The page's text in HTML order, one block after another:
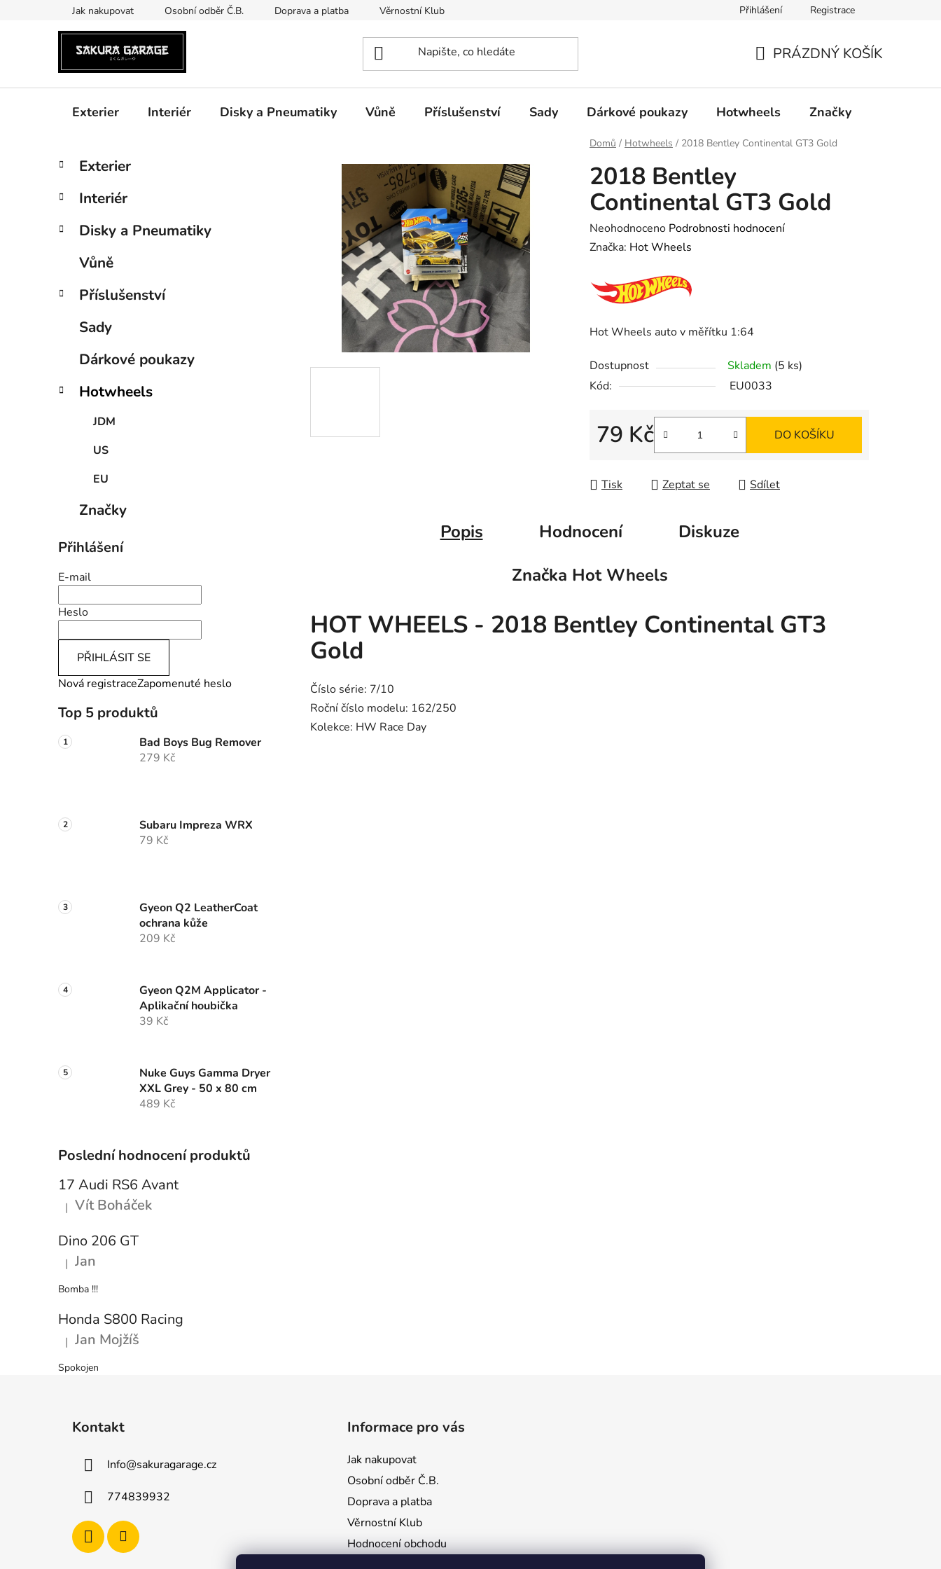
Jak nakupovat Osobní odběr Č.B. Doprava a platba Věrnostní Klub Obchodní podmínky Podmínky ochrany osobních údajů
Přihlášení Registrace
KOŠÍK
PRÁZDNÝ KOŠÍK
Exterier Interiér Disky a Pneumatiky Vůně Příslušenství Sady Dárkové poukazy Hotwheels Značky
Domů / Hotwheels / 2018 Bentley Continental GT3 Gold
P
s
r
n
í
l
Přeskočit
kategorie
K
a
e
o
Exterier
Interiér
Disky a Pneumatiky
Vůně
Příslušenství
Sady
Dárkové poukazy
Hotwheels
JDM
US
EU
Značky
Přihlášení
E-mail
Heslo
PŘIHLÁSIT SE
Nová registraceZapomenuté heslo
Top 5 produktů
Bad Boys Bug Remover
279 Kč
Subaru Impreza WRX
79 Kč
Gyeon Q2 LeatherCoat
ochrana kůže
209 Kč
Gyeon Q2M Applicator -
Aplikační houbička
39 Kč
Nuke Guys Gamma Dryer
XXL Grey - 50 x 80 cm
489 Kč
Poslední hodnocení produktů
17 Audi RS6 Avant
Hodnocení produktu je 5 z 5 hvězdiček.
| Vít Boháček
Dino 206 GT
Hodnocení produktu je 5 z 5 hvězdiček.
| Jan
Bomba !!!
Honda S800 Racing
Hodnocení produktu je 5 z 5 hvězdiček.
| Jan Mojžíš
Spokojen
2018 Bentley
Continental GT3 Gold
Průměrné
hodnocení
je
0,0
hvězdiček.
Neohodnoceno Podrobnosti hodnocení
Značka: Hot Wheels
Hot Wheels auto v měřítku 1:64
Dostupnost Skladem (5 ks)
Kód:
EU0033
79 Kč
Měrná cena:
DO KOŠÍKU
Tisk Zeptat se Sdílet
Popis Hodnocení
Diskuze
Značka Hot Wheels
HOT WHEELS - 2018 Bentley Continental GT3
Gold
Číslo série: 7/10
Roční číslo modelu: 162/250
Kolekce: HW Race Day
Kontakt
Info@sakuragarage.cz
774839932
Informace pro vás
Jak nakupovat
Osobní odběr Č.B.
Doprava a platba
Věrnostní Klub
Hodnocení obchodu